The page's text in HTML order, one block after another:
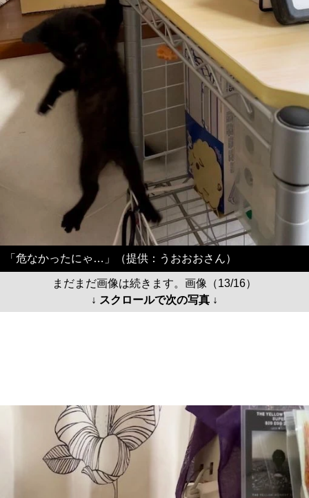
「危なかったにゃ…」（提供：うおおおさん）
まだまだ画像は続きます。画像（13/16）
↓ スクロールで次の写真 ↓